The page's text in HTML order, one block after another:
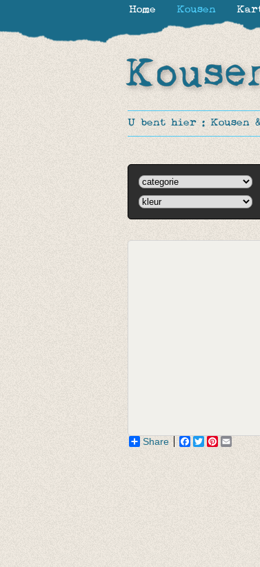
U bent hier : Kousen
Share Facebook
TwitterPinterest
Home Kousen